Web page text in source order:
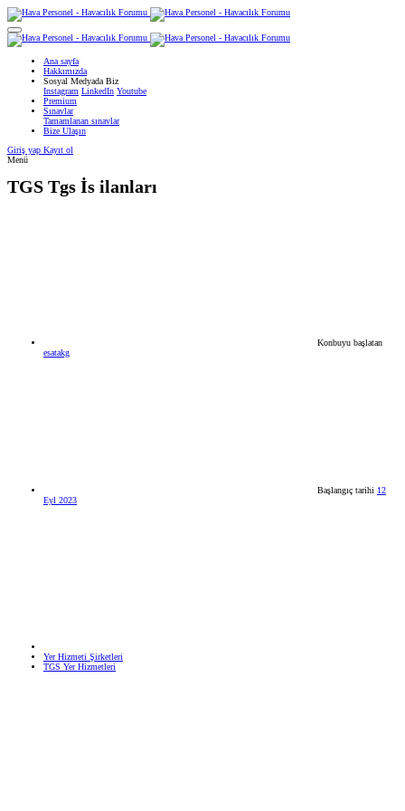
Ana sayfa
Hakkımızda
Sosyal Medyada Biz
Instagram LinkedIn Youtube
Premium
Sınavlar
Tamamlanan sınavlar
Bize Ulaşın
Giriş yap Kayıt ol
Menü
TGS Tgs İs ilanları
Konbuyu başlatan
esatakg
Başlangıç tarihi 12
Eyl 2023
Yer Hizmeti Şirketleri
TGS Yer Hizmetleri